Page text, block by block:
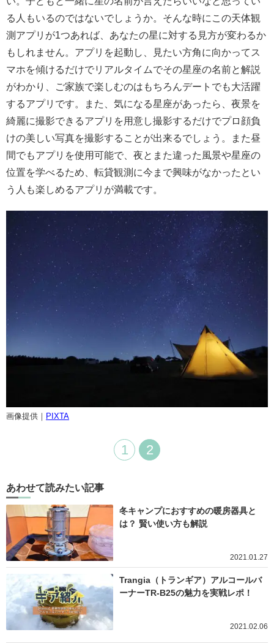
る人もいるのではないでしょうか。そんな時にこの天体観
測アプリが1つあれば、あなたの星に対する見方が変わるか
もしれません。アプリを起動し、見たい方角に向かってス
マホを傾けるだけでリアルタイムでその星座の名前と解説
がわかり、ご家族で楽しむのはもちろんデートでも大活躍
するアプリです。また、気になる星座があったら、夜景を
綺麗に撮影できるアプリを用意し撮影するだけでプロ顔負
けの美しい写真を撮影することが出来るでしょう。また昼
間でもアプリを使用可能で、夜とまた違った風景や星座の
位置を学べるため、転貸観測に今まで興味がなかったとい
う人も楽しめるアプリが満載です。
画像提供｜ PIXTA
1 2
あわせて読みたい記事
冬キャンプにおすすめの暖房器具と
は？ 賢い使い方も解説
2021.01.27
Trangia（トランギア）アルコールバ
ーナーTR-B25の魅力を実戦レポ！
2021.02.06